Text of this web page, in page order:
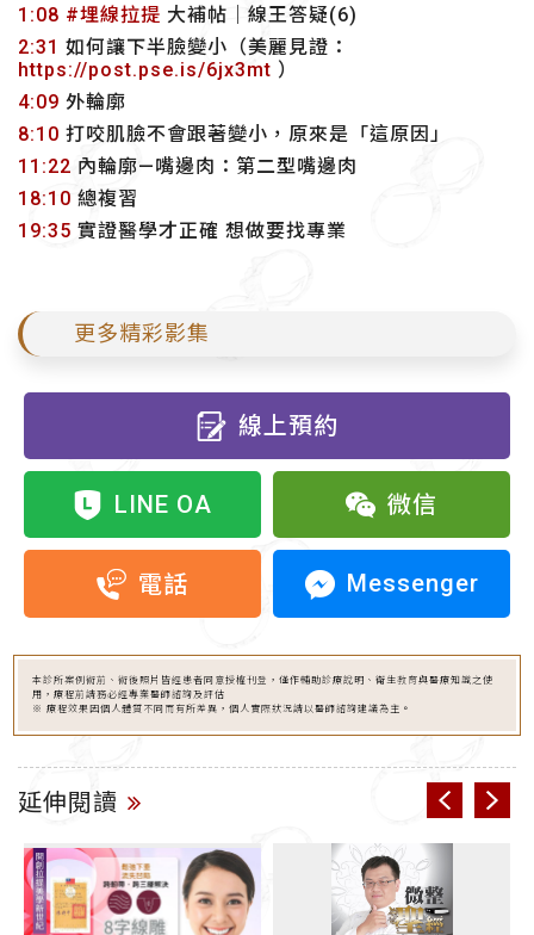
1:08 #埋線拉提 大補帖｜線王答疑(6)
2:31 如何讓下半臉變小（美麗見證：
https://post.pse.is/6jx3mt ）
4:09 外輪廓
8:10 打咬肌臉不會跟著變小，原來是「這原因」
11:22 內輪廓—嘴邊肉：第二型嘴邊肉
18:10 總複習
19:35 實證醫學才正確 想做要找專業
更多精彩影集
線上預約
LINE OA 微信
電話 Messenger
本診所案例術前、術後照片皆經患者同意授權刊登，僅作輔助診療說明、衛生教育與醫療知識之使
用，療程前請務必經專業醫師諮詢及評估
※ 療程效果因個人體質不同而有所差異，個人實際狀況請以醫師諮詢建議為主。
延伸閱讀